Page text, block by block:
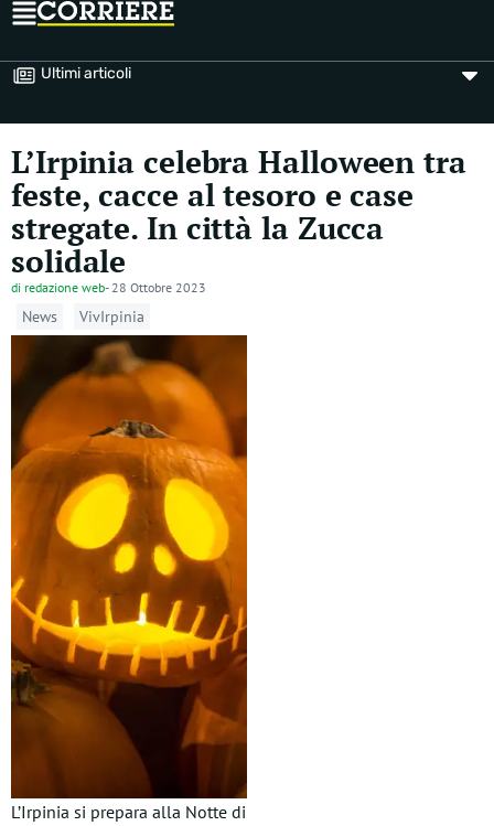
Ultimi articoli
L’Irpinia celebra Halloween tra
feste, cacce al tesoro e case
stregate. In città la Zucca
solidale
di redazione web- 28 Ottobre 2023
News VivIrpinia
L’Irpinia si prepara alla Notte di